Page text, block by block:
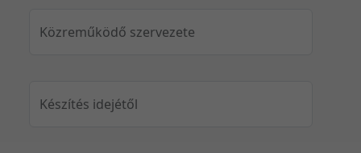
Közreműködő szervezete
Készítés idejétől